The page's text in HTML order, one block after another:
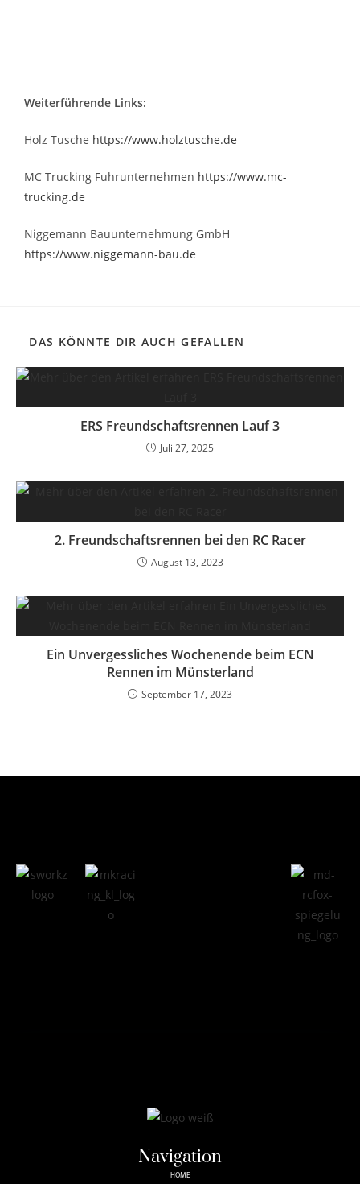
Weiterführende Links:
Holz Tusche https://www.holztusche.de
MC Trucking Fuhrunternehmen https://www.mc-
trucking.de
Niggemann Bauunternehmung GmbH
https://www.niggemann-bau.de
DAS KÖNNTE DIR AUCH GEFALLEN
ERS Freundschaftsrennen Lauf 3
Juli 27, 2025
2. Freundschaftsrennen bei den RC Racer
August 13, 2023
Ein Unvergessliches Wochenende beim ECN
Rennen im Münsterland
September 17, 2023
Navigation
HOME